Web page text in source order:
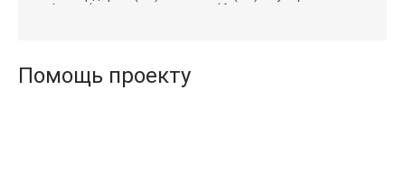
Агата (полная версия
(бесплатные серии книг
Помощь проекту